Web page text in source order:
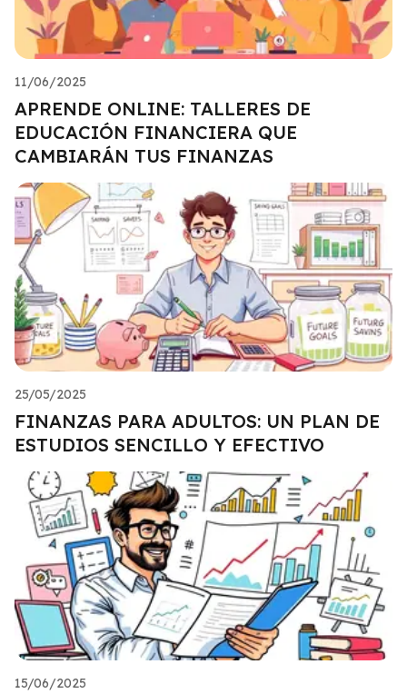
11/06/2025
APRENDE ONLINE: TALLERES DE
EDUCACIÓN FINANCIERA QUE
CAMBIARÁN TUS FINANZAS
25/05/2025
FINANZAS PARA ADULTOS: UN PLAN DE
ESTUDIOS SENCILLO Y EFECTIVO
15/06/2025